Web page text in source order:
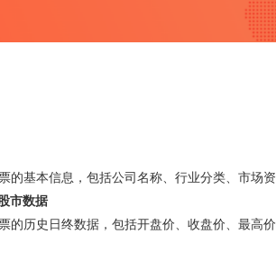
的基本信息，包括公司名称、行业分类、市场
市数据
的历史日终数据，包括开盘价、收盘价、最高